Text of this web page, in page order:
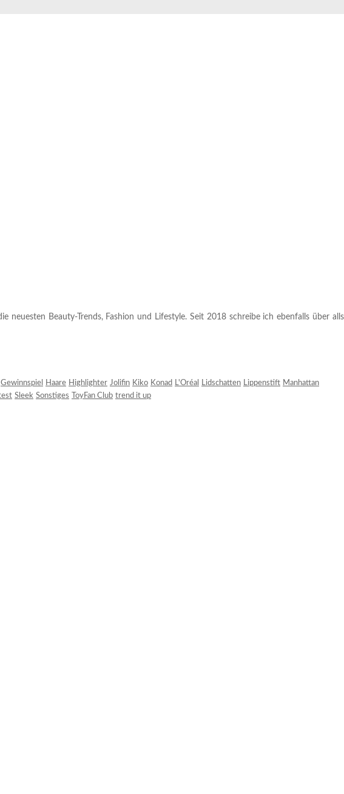
Beauty-Trends, Fashion und Lifestyle. Seit 2018 schreibe ich ebenfalls über alls
Gewinnspiel Haare Highlighter Jolifin Kiko Konad L'Oréal Lidschatten Lippenstift Manhattan
Sleek Sonstiges ToyFan Club trend it up